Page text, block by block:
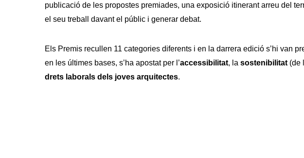
publicació de les propostes premiades, una exposició itinerant arreu del
el seu treball davant el públic i generar debat.
Els Premis recullen 11 categories diferents i en la darrera edició s’hi van
en les últimes bases, s’ha apostat per l’accessibilitat, la sostenibilitat (de
drets laborals dels joves arquitectes.